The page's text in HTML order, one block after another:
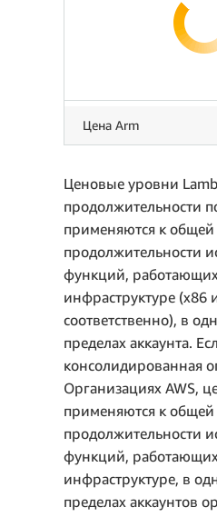
Цена Arm
Ценовые уровни
продолжительности
применяются к
продолжительности
функций,
инфраструктуре (x86
соответственно), в
пределах аккаунта.
консолидированная
Организациях AWS,
применяются к
продолжительности
функций,
инфраструктуре, в
пределах аккаунтов